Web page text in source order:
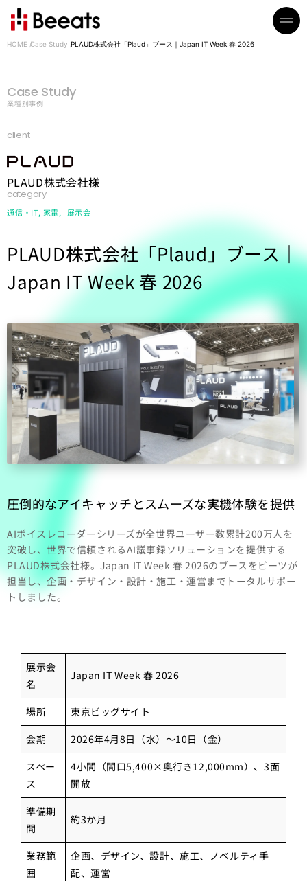
HOME Case Study PLAUD株式会社「Plaud」ブース｜Japan IT Week 春 2026
Case Study
業種別事例
client
PLAUD株式会社様
category
通信・IT 家電 展示会
PLAUD株式会社「Plaud」ブース｜
Japan IT Week 春 2026
圧倒的なアイキャッチとスムーズな実機体験を提供
AIボイスレコーダーシリーズが全世界ユーザー数累計200万人を
突破し、世界で信頼されるAI議事録ソリューションを提供する
PLAUD株式会社様。Japan IT Week 春 2026のブースをビーツが
担当し、企画・デザイン・設計・施工・運営までトータルサポー
トしました。
展示会
名
Japan IT Week 春 2026
場所
東京ビッグサイト
会期
2026年4月8日（水）～10日（金）
スペー
ス
4小間（間口5,400×奥行き12,000mm）、3面
開放
準備期
間
約3か月
業務範
囲
企画、デザイン、設計、施工、ノベルティ手
配、運営